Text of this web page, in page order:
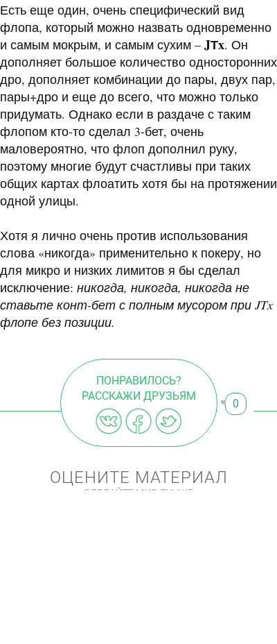
Есть еще один, очень специфический вид
флопа, который можно назвать одновременно
и самым мокрым, и самым сухим – JТx. Он
дополняет большое количество односторонних
дро, дополняет комбинации до пары, двух пар,
пары+дро и еще до всего, что можно только
придумать. Однако если в раздаче с таким
флопом кто-то сделал 3-бет, очень
маловероятно, что флоп дополнил руку,
поэтому многие будут счастливы при таких
общих картах флоатить хотя бы на протяжении
одной улицы.
Хотя я лично очень против использования
слова «никогда» применительно к покеру, но
для микро и низких лимитов я бы сделал
исключение: никогда, никогда, никогда не
ставьте конт-бет с полным мусором при JTx
флопе без позиции.
ПОНРАВИЛОСЬ?
РАССКАЖИ ДРУЗЬЯМ
0
ОЦЕНИТЕ МАТЕРИАЛ
СДЕЛАЙТЕ МИР ЛУЧШЕ